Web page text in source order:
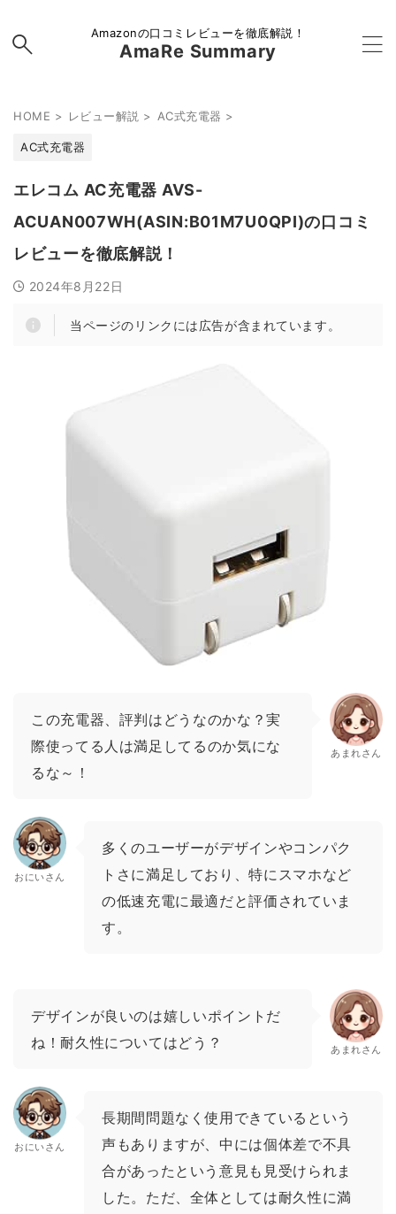
Amazonの口コミレビューを徹底解説！
AmaRe Summary
HOME > レビュー解説 > AC式充電器 >
AC式充電器
エレコム AC充電器 AVS-
ACUAN007WH(ASIN:B01M7U0QPI)の口コミ
レビューを徹底解説！
2024年8月22日
当ページのリンクには広告が含まれています。
この充電器、評判はどうなのかな？実
際使ってる人は満足してるのか気にな
るな～！
あまれさん
おにいさん
多くのユーザーがデザインやコンパク
トさに満足しており、特にスマホなど
の低速充電に最適だと評価されていま
す。
デザインが良いのは嬉しいポイントだ
ね！耐久性についてはどう？
あまれさん
おにいさん
長期間問題なく使用できているという
声もありますが、中には個体差で不具
合があったという意見も見受けられま
した。ただ、全体としては耐久性に満